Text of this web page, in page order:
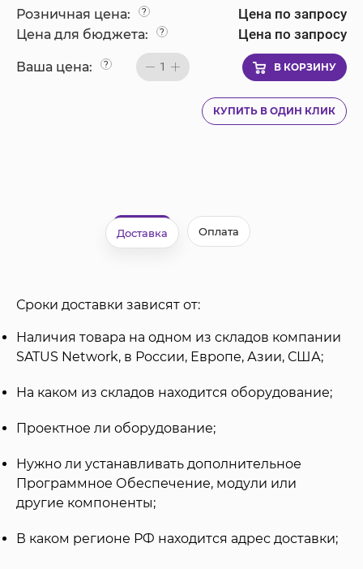
Розничная цена: ? Цена по запросу
Цена для бюджета: ? Цена по запросу
Ваша цена: ? 1 В КОРЗИНУ
КУПИТЬ В ОДИН КЛИК
Доставка Оплата
Сроки доставки зависят от:
Наличия товара на одном из складов компании
SATUS Network, в России, Европе, Азии, США;
На каком из складов находится оборудование;
Проектное ли оборудование;
Нужно ли устанавливать дополнительное
Программное Обеспечение, модули или
другие компоненты;
В каком регионе РФ находится адрес доставки;